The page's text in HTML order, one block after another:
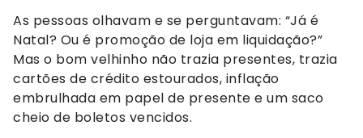
As pessoas olhavam e se perguntavam: “Já é
Natal? Ou é promoção de loja em liquidação?”
Mas o bom velhinho não trazia presentes, trazia
cartões de crédito estourados, inflação
embrulhada em papel de presente e um saco
cheio de boletos vencidos.